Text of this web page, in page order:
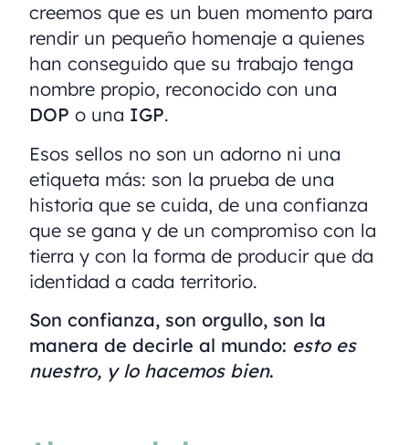
creemos que es un buen momento para
rendir un pequeño homenaje a quienes
han conseguido que su trabajo tenga
nombre propio, reconocido con una
DOP o una IGP.
Esos sellos no son un adorno ni una
etiqueta más: son la prueba de una
historia que se cuida, de una confianza
que se gana y de un compromiso con la
tierra y con la forma de producir que da
identidad a cada territorio.
Son confianza, son orgullo, son la
manera de decirle al mundo: esto es
nuestro, y lo hacemos bien.